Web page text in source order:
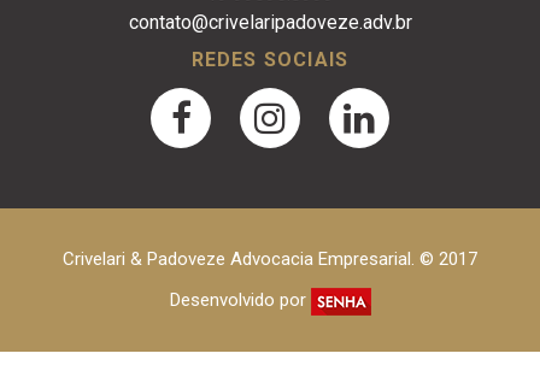
contato@crivelaripadoveze.adv.br
REDES SOCIAIS
Crivelari & Padoveze Advocacia Empresarial. © 2017
Desenvolvido por